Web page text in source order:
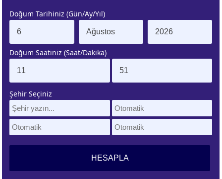
KUZEY AY
DÜĞÜMÜ
BURCU
LILITH
BURCU
Doğum Tarihiniz (Gün/Ay/Yıl)
Doğum Saatiniz (Saat/Dakika)
Şehir Seçiniz